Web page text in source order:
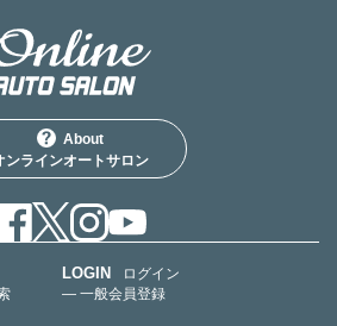
About
ンラインオートサロン
LOGIN
ログイン
— 一般会員登録